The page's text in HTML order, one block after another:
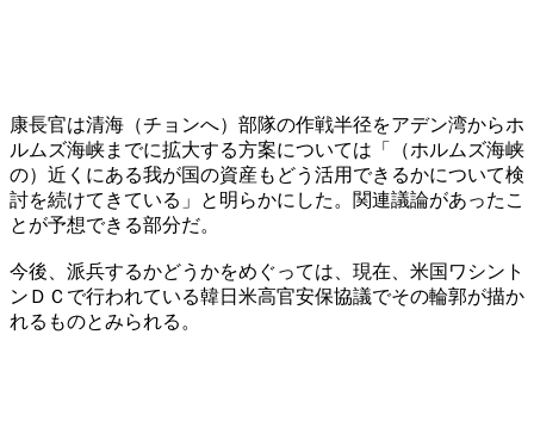
康長官は清海（チョンへ）部隊の作戦半径をアデン湾からホ
ルムズ海峡までに拡大する方案については「（ホルムズ海峡
の）近くにある我が国の資産もどう活用できるかについて検
討を続けてきている」と明らかにした。関連議論があったこ
とが予想できる部分だ。
今後、派兵するかどうかをめぐっては、現在、米国ワシント
ンＤＣで行われている韓日米高官安保協議でその輪郭が描か
れるものとみられる。